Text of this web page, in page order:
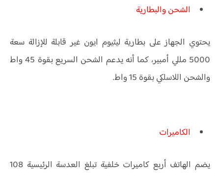
الشحن والبطارية
يحتوي الجهاز على بطارية ليثيوم ايون غير قابلة للإزالة سعة
5000 مللي أمبير، كما أنه يدعم الشحن السريع بقوة 45 واط
والشحن اللاسلكي بقوة 15 واط.
الكاميرات
يضم الهاتف أربع كاميرات خلفية تبلغ العدسة الرئيسية 108